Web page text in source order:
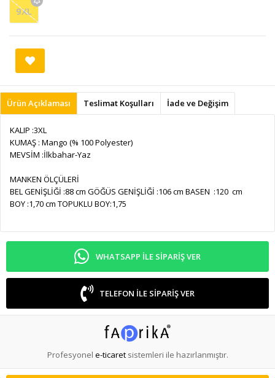
9XL
Ürün Açıklaması Teslimat Koşulları İade ve Değişim
KALIP :3XL
KUMAŞ : Mango (% 100 Polyester)
MEVSİM :İlkbahar-Yaz
MANKEN ÖLÇÜLERİ
BEL GENİŞLİĞİ :88 cm GÖĞÜS GENİŞLİĞİ :106 cm BASEN :120 cm
BOY :1,70 cm TOPUKLU BOY:1,75
WHATSAPP ILE SIPARIŞ VER
TELEFON ILE SIPARIŞ VER
Profesyonel e-ticaretsistemleri ile hazırlanmıştır.